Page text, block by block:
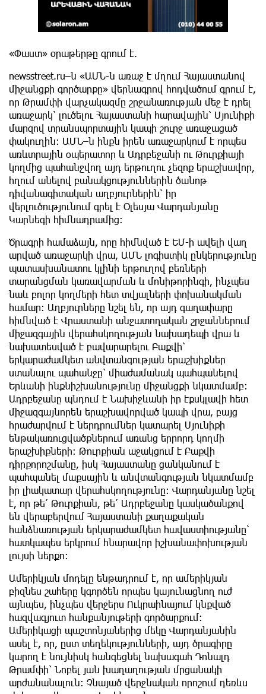
«Փաստ» օրաթերթը գրում է.
newsstreet.ru–ն «ԱՄՆ-ն առաջ է մղում Հայաստանով
միջանցքի գործարքը» վերնագրով հոդվածում գրում է,
որ Թրամփի վարչակազմը շրջանառության մեջ է դրել
առաջարկ՝ լուծելու Հայաստանի հարավային՝ Սյունիքի
մարզով տրանսպորտային կապի շուրջ առաջացած
փակուղին: ԱՄՆ–ն ինքն իրեն առաջարկում է որպես
առևտրային օպերատոր և Ադրբեջանի ու Թուրքիայի
կողմից պահանջվող այդ երթուղու չեզոք երաշխավոր,
հղում անելով բանակցություններին ծանոթ
դիվանագիտական աղբյուրներին՝ իր
վերլուծությունում գրել է Օլեսյա Վարդանյանը
Կարնեգի հիմնադրամից։
Ծրագրի համաձայն, որը հիմնված է ԵՄ-ի ավելի վաղ
արված առաջարկի վրա, ԱՄՆ լոգիստիկ ընկերությունը
պատասխանատու կլինի երթուղով բեռների
տարանցման կառավարման և մոնիթորինգի, ինչպես
նաև բոլոր կողմերի հետ տվյալների փոխանակման
համար։ Աղբյուրները նշել են, որ այդ գաղափարը
հիմնված է Վրաստանի անջատողական շրջաններում
միջազգային վերահսկողության նախադեպի վրա և
նախատեսված է բավարարելու Բաքվի՝
երկարաժամկետ անվտանգության երաշխիքներ
ստանալու պահանջը՝ միաժամանակ պահպանելով
Երևանի ինքնիշխանությունը միջանցքի նկատմամբ։
Ադրբեջանը պնդում է Նախիջևանի իր էքսկլավի հետ
միջազգայնորեն երաշխավորված կապի վրա, բայց
հրաժարվում է ներդրումներ կատարել Սյունիքի
ենթակառուցվածքներում առանց երրորդ կողմի
երաշխիքների։ Թուրքիան աջակցում է Բաքվի
դիրքորոշմանը, իսկ Հայաստանը ցանկանում է
պահպանել մաքսային և անվտանգության նկատմամբ
իր լիակատար վերահսկողությունը։ Վարդանյանը նշել
է, որ թե՛ Թուրքիան, թե՛ Ադրբեջանը կասկածանքով
են վերաբերվում Հայաստանի քաղաքական
հանձնառության երկարաժամկետ հավաստիությանը՝
հատկապես երկրում հնարավոր իշխանափոխության
լույսի ներքո։
Ամերիկյան մոդելը ենթադրում է, որ ամերիկյան
բիզնես շահերը կգործեն որպես կայունացնող ուժ
այնպես, ինչպես վերջերս Ուկրաինայում կնքված
հազվագյուտ հանքանյութերի գործարքում։
Ամերիկացի պաշտոնյաներից մեկը Վարդանյանին
ասել է, որ, ըստ տեղեկությունների, այդ ծրագիրը
կարող է նույնիսկ հանգեցնել նախագահ Դոնալդ
Թրամփի՝ Նոբել յան խաղաղության մրցանակի
արժանանալուն։ Չնայած վերջնական որոշում դեռևս